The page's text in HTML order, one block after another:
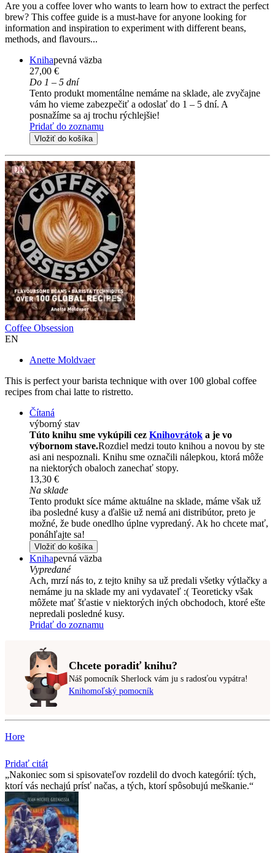
Are you a coffee lover who wants to learn how to extract the perfect
brew? This coffee guide is a must-have for anyone looking for
information and inspiration to experiment with different beans,
methods, and flavours...
Knihapevná väzba
27,00 €
Do 1 – 5 dní
Tento produkt momentálne nemáme na sklade, ale zvyčajne
vám ho vieme zabezpečiť a odoslať do 1 – 5 dní. A
posnažíme sa aj trochu rýchlejšie!
Pridať do zoznamu
Vložiť do košíka
Coffee Obsession
EN
Anette Moldvaer
This is perfect your barista technique with over 100 global coffee
recipes from chai latte to ristretto.
Čítaná
výborný stav
Túto knihu sme vykúpili cez Knihovrátok a je vo
výbornom stave.Rozdiel medzi touto knihou a novou by ste
asi ani nespoznali. Knihu sme označili nálepkou, ktorá môže
na niektorých obaloch zanechať stopy.
13,30 €
Na sklade
Tento produkt síce máme aktuálne na sklade, máme však už
iba posledné kusy a ďalšie už nemá ani distribútor, preto je
možné, že bude onedlho úplne vypredaný. Ak ho chcete mať,
ponáhľajte sa!
Vložiť do košíka
Knihapevná väzba
Vypredané
Ach, mrzí nás to, z tejto knihy sa už predali všetky výtlačky a
nemáme ju na sklade my ani vydavateľ :( Teoreticky však
môžete mať šťastie v niektorých iných obchodoch, ktoré ešte
nepredali posledné kusy.
Pridať do zoznamu
Chcete poradiť knihu?
Náš pomocník Sherlock vám ju s radosťou vypátra!
Knihomoľský pomocník
Hore
Pridať citát
Nakoniec som si spisovateľov rozdelil do dvoch kategórií: tých,
ktorí vás nechajú prísť načas, a tých, ktorí spôsobujú meškanie.